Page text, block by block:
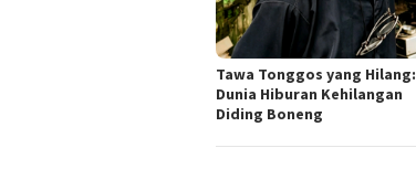
Tawa Tonggos yang Hilang:
Dunia Hiburan Kehilangan
Diding Boneng